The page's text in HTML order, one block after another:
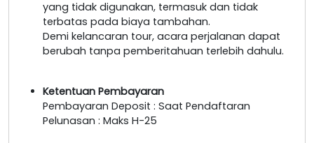
yang tidak digunakan, termasuk dan tidak
terbatas pada biaya tambahan.
Demi kelancaran tour, acara perjalanan dapat
berubah tanpa pemberitahuan terlebih dahulu.
Ketentuan Pembayaran
Pembayaran Deposit : Saat Pendaftaran
Pelunasan : Maks H-25